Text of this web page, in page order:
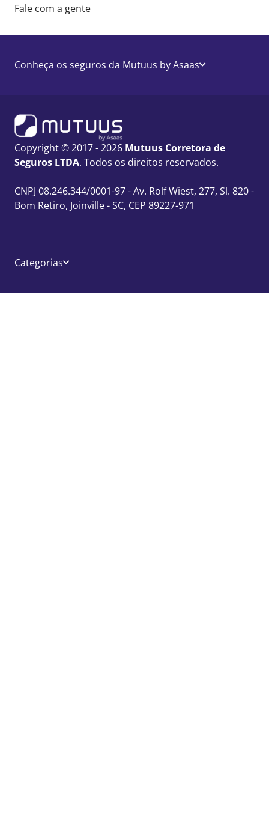
Fale com a gente
Conheça os seguros da Mutuus by Asaas
Copyright © 2017 - 2026 Mutuus Corretora de
Seguros LTDA. Todos os direitos reservados.
CNPJ 08.246.344/0001-97 - Av. Rolf Wiest, 277, Sl. 820 -
Bom Retiro, Joinville - SC, CEP 89227-971
Categorias